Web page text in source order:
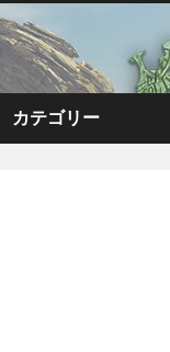
カテゴリー